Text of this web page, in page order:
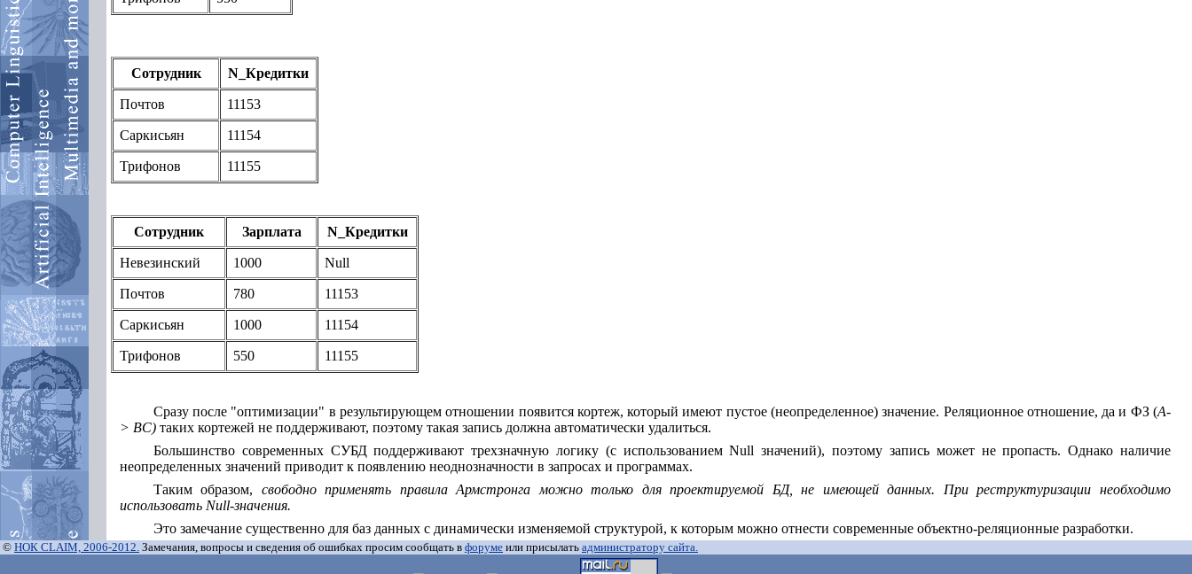
Сотрудник N_Кредитки
Почтов 11153
Саркисьян 11154
Трифонов 11155
Сотрудник Зарплата N_Кредитки
Невезинский 1000 Null
Почтов 780 11153
Саркисьян 1000 11154
Трифонов 550 11155
Сразу после "оптимизации" в результирующем отношении появится кортеж, который имеют пустое (неопределенное) значение. Реляционное отношение, да и ФЗ (A-
> BС)таких кортежей не поддерживают, поэтому такая запись должна автоматически удалиться.
Большинство современных СУБД поддерживают трехзначную логику (с использованием Null значений), поэтому запись может не пропасть. Однако наличие
неопределенных значений приводит к появлению неоднозначности в запросах и программах.
Таким образом, свободно применять правила Армстронга можно только для проектируемой БД, не имеющей данных. При реструктуризации необходимо
использовать Null-значения.
Это замечание существенно для баз данных с динамически изменяемой структурой, к которым можно отнести современные объектно-реляционные разработки.
© НОК CLAIM, 2006-2012. Замечания, вопросы и сведения об ошибках просим сообщать в форуме или присылать администратору сайта.